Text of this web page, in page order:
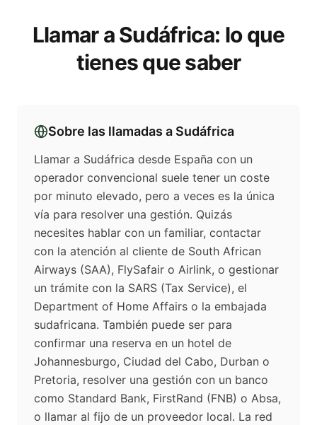
Llamar aSudáfrica: lo que
tienes que saber
Sobre las llamadas a Sudáfrica
Llamar a Sudáfrica desde España con un
operador convencional suele tener un coste
por minuto elevado, pero a veces es la única
vía para resolver una gestión. Quizás
necesites hablar con un familiar, contactar
con la atención al cliente de South African
Airways (SAA), FlySafair o Airlink, o gestionar
un trámite con la SARS (Tax Service), el
Department of Home Affairs o la embajada
sudafricana. También puede ser para
confirmar una reserva en un hotel de
Johannesburgo, Ciudad del Cabo, Durban o
Pretoria, resolver una gestión con un banco
como Standard Bank, FirstRand (FNB) o Absa,
o llamar al fijo de un proveedor local. La red